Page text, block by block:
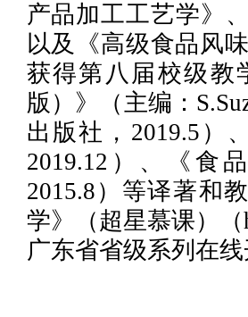
产品加工工艺学》
以及《高级食品风
获得第八届校级教
版）》（主编：
出版社， 2019.5 ）
2019.12 ）、《食
2015.8 ）等译著和
学》（超星慕课）（
广东省省级系列在